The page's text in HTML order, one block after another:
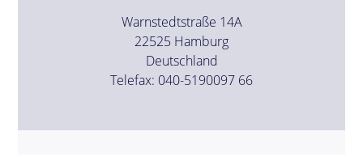
Warnstedtstraße 14A
22525 Hamburg
Deutschland
Telefax: 040-5190097 66